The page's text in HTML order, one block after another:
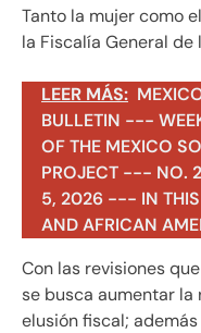
Tanto la mujer como
la Fiscalía General de
LEER MÁS:
BULLETIN ---
OF THE MEXICO
PROJECT --- NO.
5, 2026 --- IN THIS
AND AFRICAN
Con las revisiones
se busca aumentar la
elusión fiscal;